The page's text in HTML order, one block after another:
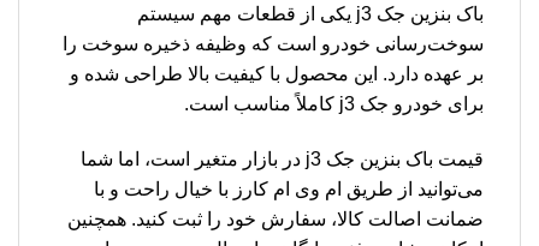
باک بنزین جک j3 یکی از قطعات مهم سیستم
سوخت‌رسانی خودرو است که وظیفه ذخیره سوخت را
بر عهده دارد. این محصول با کیفیت بالا طراحی شده و
برای خودرو جک j3 کاملاً مناسب است.
قیمت باک بنزین جک j3 در بازار متغیر است، اما شما
می‌توانید از طریق ام وی ام کارز با خیال راحت و با
ضمانت اصالت کالا، سفارش خود را ثبت کنید. همچنین